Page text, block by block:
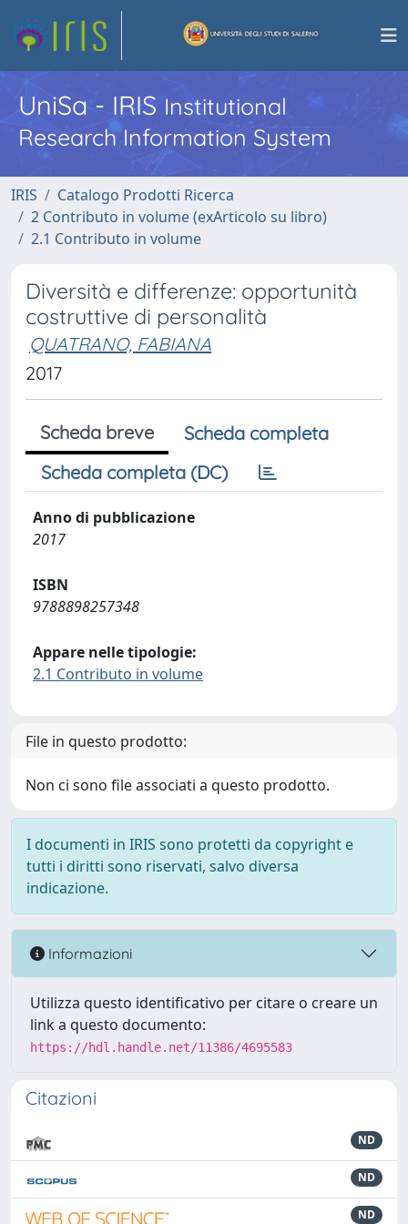
UniSa - IRISInstitutional
Research Information System
IRIS
Catalogo Prodotti Ricerca
2 Contributo in volume (exArticolo su libro)
2.1 Contributo in volume
Diversità e differenze: opportunità
costruttive di personalità
QUATRANO, FABIANA
2017
Scheda breve
Scheda completa
Scheda completa (DC)
Anno di pubblicazione
2017
ISBN
9788898257348
Appare nelle tipologie:
2.1 Contributo in volume
File in questo prodotto:
Non ci sono file associati a questo prodotto.
I documenti in IRIS sono protetti da copyright e
tutti i diritti sono riservati, salvo diversa
indicazione.
Informazioni
Utilizza questo identificativo per citare o creare un
link a questo documento:
https://hdl.handle.net/11386/4695583
Citazioni
ND
ND
ND